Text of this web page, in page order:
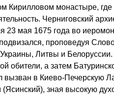
Кирилловом монастыре, где
Черниговский
23 мая 1675 года во
проповедуя
Литвы и
обители, а затем
вызван в Киево-Печерскую
зная высокую